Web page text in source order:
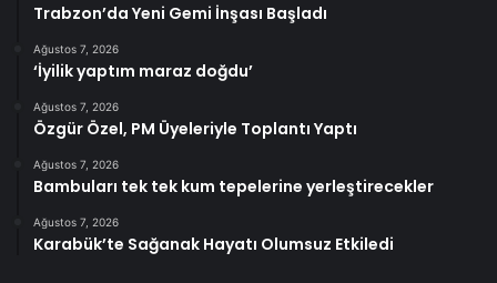
Trabzon’da Yeni Gemi İnşası Başladı
Ağustos 7, 2026
‘İyilik yaptım maraz doğdu’
Ağustos 7, 2026
Özgür Özel, PM Üyeleriyle Toplantı Yaptı
Ağustos 7, 2026
Bambuları tek tek kum tepelerine yerleştirecekler
Ağustos 7, 2026
Karabük’te Sağanak Hayatı Olumsuz Etkiledi